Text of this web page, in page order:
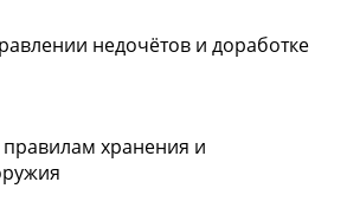
недочётов и доработке
хранения и